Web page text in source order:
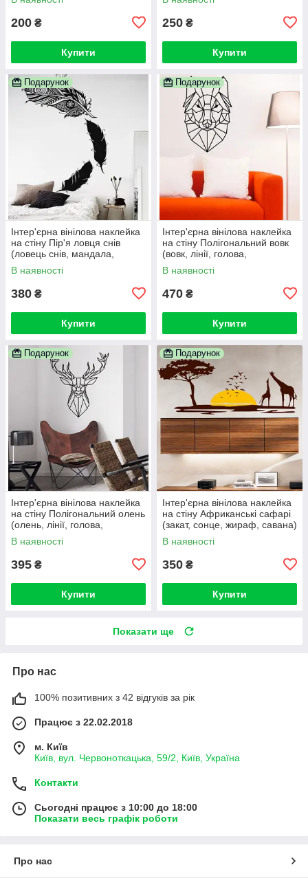
200 ₴
Купити
250 ₴
Купити
Подарунок
Інтер'єрна вінілова наклейка
на стіну Пір'я ловця снів
(ловець снів, мандала,
Менді, самоклейка)
В наявності
380 ₴
Купити
Подарунок
Інтер'єрна вінілова наклейка
на стіну Полігональний вовк
(вовк, лінії, голова,
самоклейка)
В наявності
470 ₴
Купити
Подарунок
Інтер'єрна вінілова наклейка
на стіну Полігональний олень
(олень, лінії, голова,
самоклейка)
В наявності
395 ₴
Купити
Подарунок
Інтер'єрна вінілова наклейка
на стіну Африканські сафарі
(закат, сонце, жираф, савана)
В наявності
350 ₴
Купити
Показати ще
Про нас
100% позитивних з 42 відгуків за рік
Працює з 22.02.2018
м. Київ
Київ, вул. Червоноткацька, 59/2, Київ, Україна
Контакти
Сьогодні працює з 10:00 до 18:00
Показати весь графік роботи
Про нас